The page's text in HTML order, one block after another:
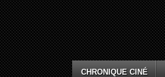
CHRONIQUE CINÉ